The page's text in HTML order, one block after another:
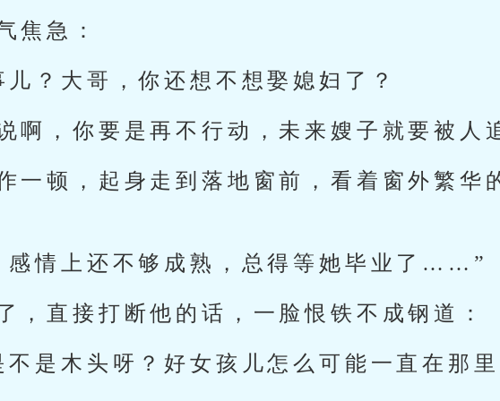
焦急：
儿？大哥，你还想不想娶媳妇了？
啊，你要是再不行动，未来嫂子就要被人
一顿，起身走到落地窗前，看着窗外繁华
感情上还不够成熟，总得等她毕业了……”
，直接打断他的话，一脸恨铁不成钢道：
不是木头呀？好女孩儿怎么可能一直在那里